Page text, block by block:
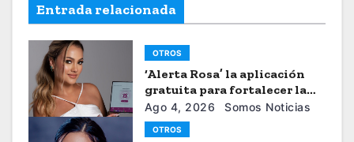
Entrada relacionada
OTROS
‘Alerta Rosa’ la aplicación
gratuita para fortalecer la
seguiridad de las mujeres
Ago 4, 2026 Somos Noticias
OTROS